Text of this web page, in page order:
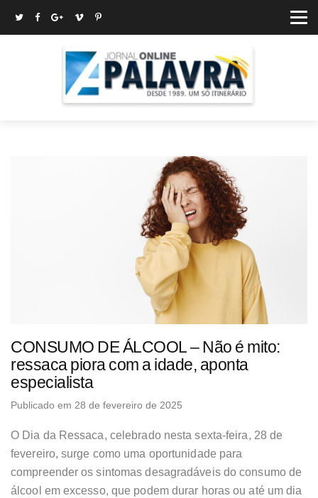
CONSUMO DE ÁLCOOL – Não é mito:
ressaca piora com a idade, aponta
especialista
Publicado em 28 de fevereiro de 2025
O Dia da Ressaca, celebrado nesta sexta-feira, 28 de
fevereiro, surge como uma oportunidade para
compreender os sintomas desagradáveis do consumo de
álcool em excesso, que podem durar horas ou até um dia